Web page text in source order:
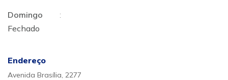
Domingo
:
Fechado
Endereço
Avenida Brasília, 2277